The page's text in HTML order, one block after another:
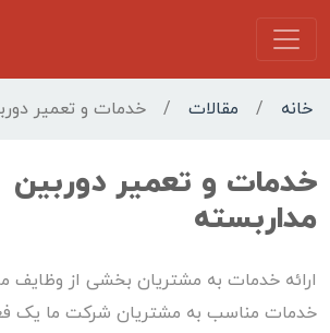
خانه / مقالات / خدمات و تعمیر
خدمات و تعمیر دوربین
مداربسته
ارائه خدمات به مشتریان بخشی از وظایف
خدمات مناسب به مشتریان شرکت ما یک